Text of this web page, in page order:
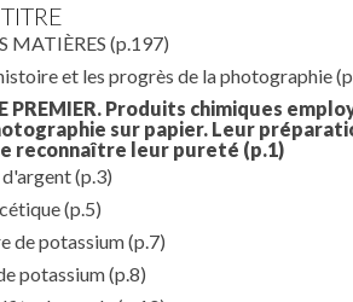
MATIÈRES (p.197)
et les progrès de la photographie
PREMIER. Produits chimiques
sur papier. Leur
reconnaître leur pureté (p.1)
(p.3)
(p.5)
de potassium(p.7)
potassium(p.8)